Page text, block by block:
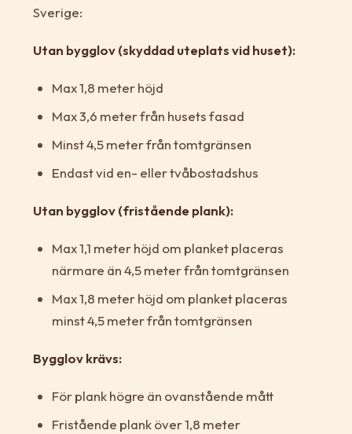
Sverige:
Utan bygglov (skyddad uteplats vid huset):
Max 1,8 meter höjd
Max 3,6 meter från husets fasad
Minst 4,5 meter från tomtgränsen
Endast vid en- eller tvåbostadshus
Utan bygglov (fristående plank):
Max 1,1 meter höjd om planket placeras
närmare än 4,5 meter från tomtgränsen
Max 1,8 meter höjd om planket placeras
minst 4,5 meter från tomtgränsen
Bygglov krävs:
För plank högre än ovanstående mått
Fristående plank över 1,8 meter